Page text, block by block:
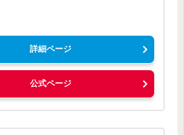
詳細ページ
公式ページ